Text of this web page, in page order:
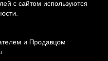
с сайтом используются
и Продавцом